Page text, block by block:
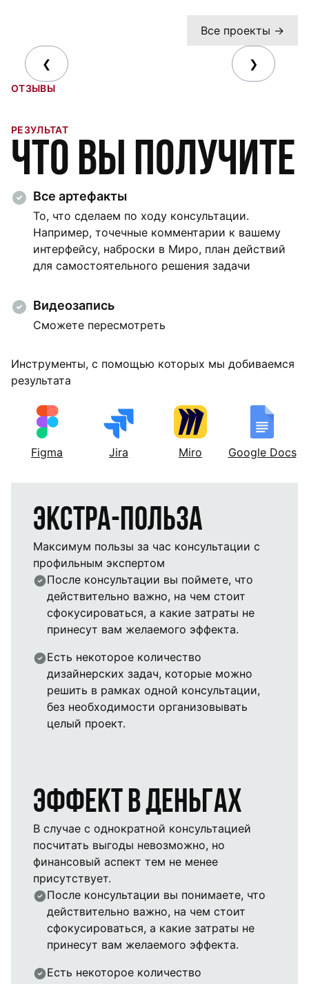
Все проекты →
ОТЗЫВЫ
❮ ❯
РЕЗУЛЬТАТ
Что вы получите
Все артефакты
То, что сделаем по ходу консультации.
Например, точечные комментарии к вашему
интерфейсу, наброски в Миро, план действий
для самостоятельного решения задачи
Видеозапись
Сможете пересмотреть
Инструменты, с помощью которых мы добиваемся
результата
Figma Jira Miro Google Docs
Экстра-польза
Максимум пользы за час консультации с
профильным экспертом
После консультации вы поймете, что
действительно важно, на чем стоит
сфокусироваться, а какие затраты не
принесут вам желаемого эффекта.
Есть некоторое количество
дизайнерских задач, которые можно
решить в рамках одной консультации,
без необходимости организовывать
целый проект.
Эффект в деньгах
В случае с однократной консультацией
посчитать выгоды невозможно, но
финансовый аспект тем не менее
присутствует.
После консультации вы понимаете, что
действительно важно, на чем стоит
сфокусироваться, а какие затраты не
принесут вам желаемого эффекта.
Есть некоторое количество